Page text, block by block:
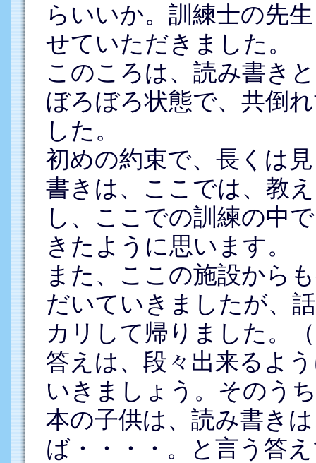
らいいか。訓練士の先
せていただきました。
このころは、読み書き
ぼろぼろ状態で、共倒
した。
初めの約束で、長くは
書きは、ここでは、教
し、ここでの訓練の中
きたように思います。
また、ここの施設から
だいていきましたが、
カリして帰りました。
答えは、段々出来るよ
いきましょう。そのう
本の子供は、読み書き
ば・・・・。と言う答